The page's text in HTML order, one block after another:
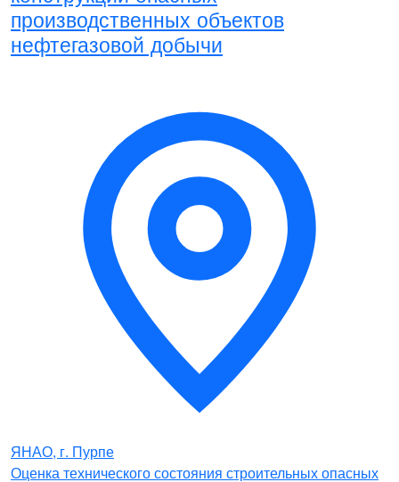
производственных объектов
нефтегазовой добычи
ЯНАО, г. Пурпе
Оценка технического состояния строительных опасных